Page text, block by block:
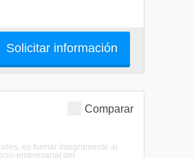
Solicitar información
Comparar
es formar íntegramente al
empresarial del ...